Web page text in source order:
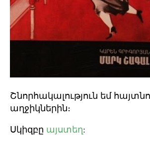
Շնորհակալություն եմ
աղջիկներին։
Սկիզբը այստեղ: